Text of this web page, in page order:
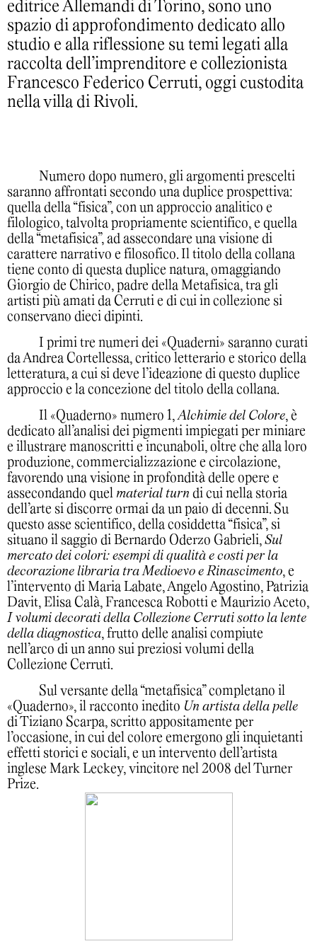
editrice Allemandi di Torino, sono uno
spazio di approfondimento dedicato allo
studio e alla riflessione su temi legati alla
raccolta dell’imprenditore e collezionista
Francesco Federico Cerruti, oggi custodita
nella villa di Rivoli.
Numero dopo numero, gli argomenti prescelti
saranno affrontati secondo una duplice prospettiva:
quella della “fisica”, con un approccio analitico e
filologico, talvolta propriamente scientifico, e quella
della “metafisica”, ad assecondare una visione di
carattere narrativo e filosofico. Il titolo della collana
tiene conto di questa duplice natura, omaggiando
Giorgio de Chirico, padre della Metafisica, tra gli
artisti più amati da Cerruti e di cui in collezione si
conservano dieci dipinti.
I primi tre numeri dei «Quaderni» saranno curati
da Andrea Cortellessa, critico letterario e storico della
letteratura, a cui si deve l’ideazione di questo duplice
approccio e la concezione del titolo della collana.
Il «Quaderno» numero 1,Alchimie del Colore, è
dedicato all’analisi dei pigmenti impiegati per miniare
e illustrare manoscritti e incunaboli, oltre che alla loro
produzione, commercializzazione e circolazione,
favorendo una visione in profondità delle opere e
assecondando quel material turn di cui nella storia
dell’arte si discorre ormai da un paio di decenni. Su
questo asse scientifico, della cosiddetta “fisica”, si
situano il saggio di Bernardo Oderzo Gabrieli, Sul
mercato dei colori: esempi di qualità e costi per la
decorazione libraria tra Medioevo e Rinascimento, e
l’intervento di Maria Labate, Angelo Agostino, Patrizia
Davit, Elisa Calà, Francesca Robotti e Maurizio Aceto,
I volumi decorati della Collezione Cerruti sotto la lente
della diagnostica, frutto delle analisi compiute
nell’arco di un anno sui preziosi volumi della
Collezione Cerruti.
Sul versante della “metafisica” completano il
«Quaderno», il racconto inedito Un artista della pelle
di Tiziano Scarpa, scritto appositamente per
l’occasione, in cui del colore emergono gli inquietanti
effetti storici e sociali, e un intervento dell’artista
inglese Mark Leckey, vincitore nel 2008 del Turner
Prize.